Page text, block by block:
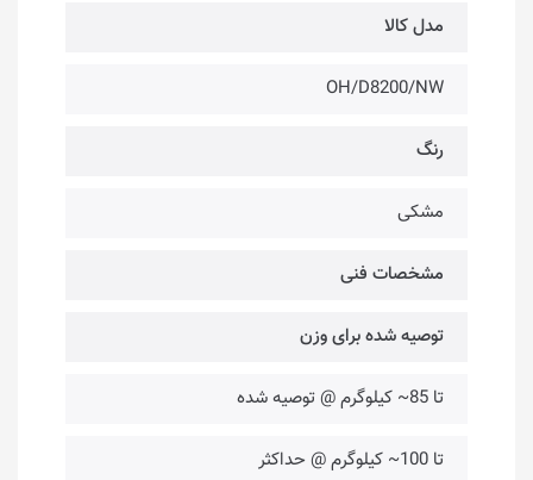
مدل کالا
OH/D8200/NW
رنگ
مشکی
مشخصات فنی
توصیه شده برای وزن
تا 85~ کیلوگرم @ توصیه شده
تا 100~ کیلوگرم @ حداکثر